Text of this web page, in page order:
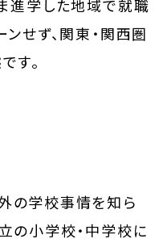
進学した地域で就職
せず、関東・関西圏
す。
の学校事情を知ら
の小学校・中学校に